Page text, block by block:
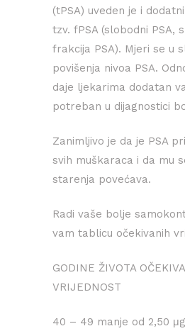
(tPSA) uveden je i
tzv. fPSA (slobodni PSA,
frakcija PSA). Mjeri se u
povišenja nivoa PSA.
daje ljekarima dodatan
potreban u dijagnostici
Zanimljivo je da je PSA
svih muškaraca i da mu
starenja povećava.
Radi vaše bolje
vam tablicu očekivanih
GODINE ŽIVOTA
VRIJEDNOST
40 – 49 manje od 2,50